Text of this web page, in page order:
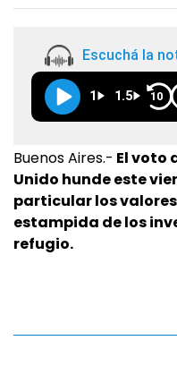
Escuchá la
1 1.5 10
Buenos Aires.- El voto
Unido hunde este
particular los
estampida de los
refugio.